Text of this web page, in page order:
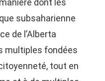
dont les
subsaharienne
de l’Alberta
multiples fondées
tout en